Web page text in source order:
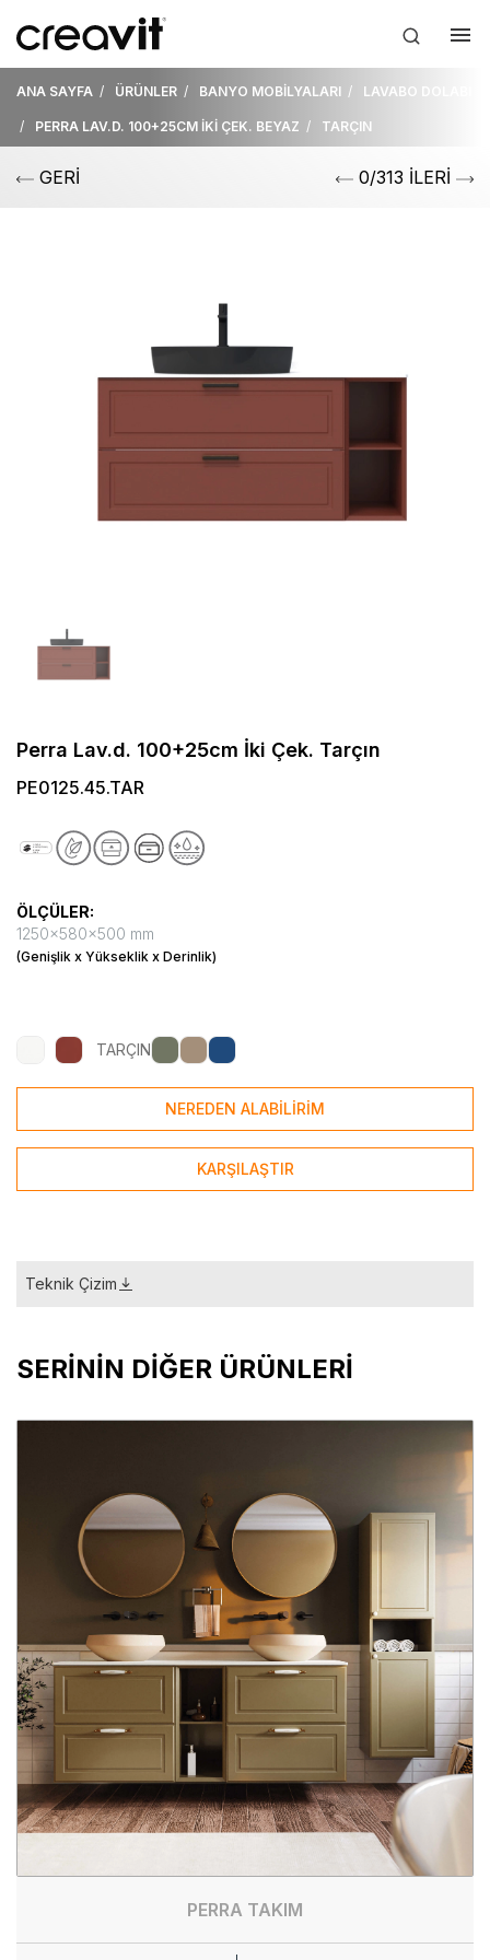
ANA SAYFA ÜRÜNLER BANYO MOBİLYALARI LAVABO DOLABI
PERRA LAV.D. 100+25CM İKİ ÇEK. BEYAZ TARÇIN
GERİ 0/313 İLERİ
Perra Lav.d. 100+25cm İki Çek. Tarçın
PE0125.45.TAR
ÖLÇÜLER:
1250x580x500 mm
(Genişlik x Yükseklik x Derinlik)
TARÇIN
NEREDEN ALABİLİRİM
KARŞILAŞTIR
Teknik Çizim
SERİNİN DİĞER ÜRÜNLERİ
PERRA TAKIM